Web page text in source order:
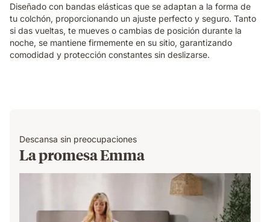
Diseñado con bandas elásticas que se adaptan a la forma de
tu colchón, proporcionando un ajuste perfecto y seguro. Tanto
si das vueltas, te mueves o cambias de posición durante la
noche, se mantiene firmemente en su sitio, garantizando
comodidad y protección constantes sin deslizarse.
Descansa sin preocupaciones
La promesa Emma